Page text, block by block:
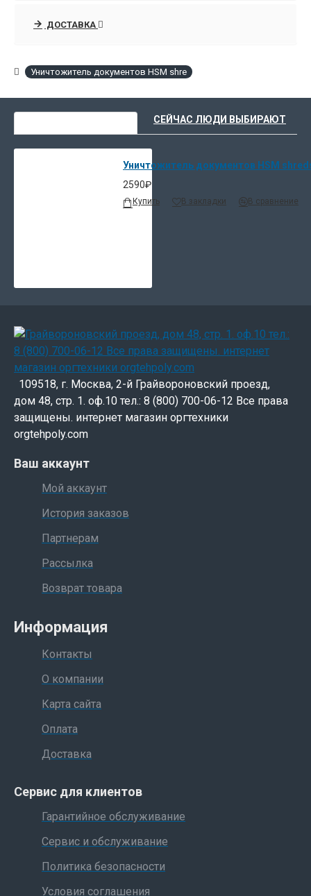
ДОСТАВКА
Уничтожитель документов HSM shre
СЕЙЧАС ЛЮДИ ВЫБИРАЮТ
Уничтожитель документов HSM
2590₽
Купить В закладки В сравнение
109518, г. Москва, 2-й Грайвороновский проезд,
дом 48, стр. 1. оф.10 тел.: 8 (800) 700-06-12 Все права
защищены. интернет магазин оргтехники
orgtehpoly.com
Ваш аккаунт
Мой аккаунт
История заказов
Партнерам
Рассылка
Возврат товара
Информация
Контакты
О компании
Карта сайта
Оплата
Доставка
Сервис для клиентов
Гарантийное обслуживание
Сервис и обслуживание
Политика безопасности
Условия соглашения